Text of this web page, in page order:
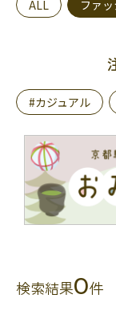
ALL ファ
#カジュアル
検索結果0件